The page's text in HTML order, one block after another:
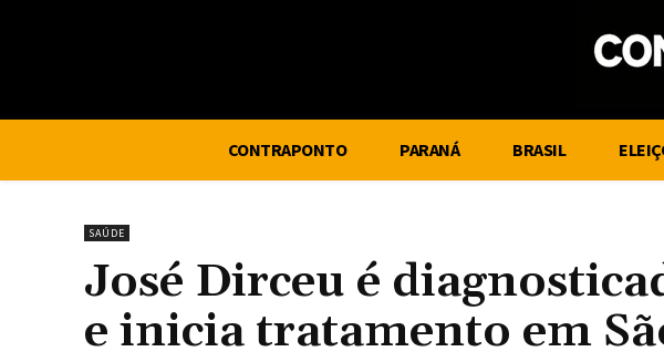
CONTRAPONTO PARANÁ BRASIL
SAÚDE
José Dirceu é
e inicia tratamento em